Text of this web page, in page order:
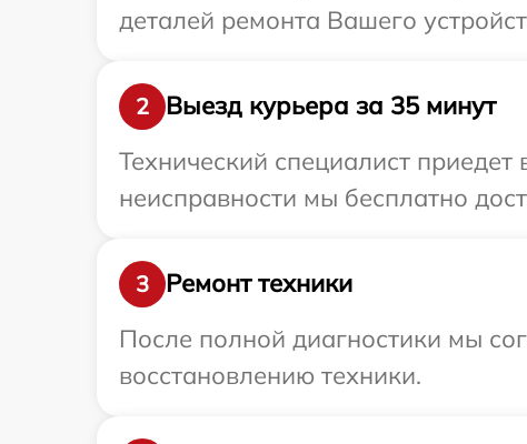
деталей ремонта Вашего
2
Выезд курьера за 35 минут
Технический специалист
неисправности мы бесплатно
3
Ремонт техники
После полной диагностики мы
восстановлению техники.